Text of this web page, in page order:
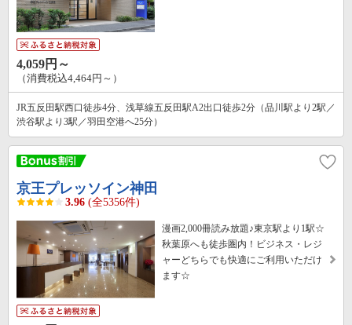
4,059円～
（消費税込4,464円～）
JR五反田駅西口徒歩4分、浅草線五反田駅A2出口徒歩2分（品川駅より2駅／
渋谷駅より3駅／羽田空港へ25分）
京王プレッソイン神田
3.96 (全5356件)
漫画2,000冊読み放題♪東京駅より1駅☆
秋葉原へも徒歩圏内！ビジネス・レジ
ャーどちらでも快適にご利用いただけ
ます☆